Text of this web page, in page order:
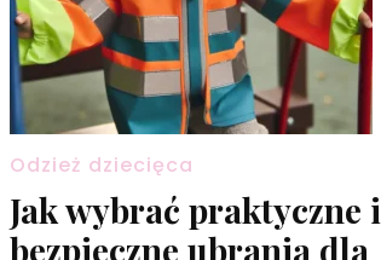
Odzież dziecięca
Jak wybrać praktyczne i
bezpieczne ubrania dla